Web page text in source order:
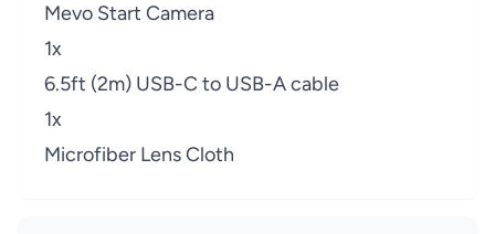
Mevo Start Camera
1x
6.5ft (2m) USB-C to USB-A cable
1x
Microfiber Lens Cloth